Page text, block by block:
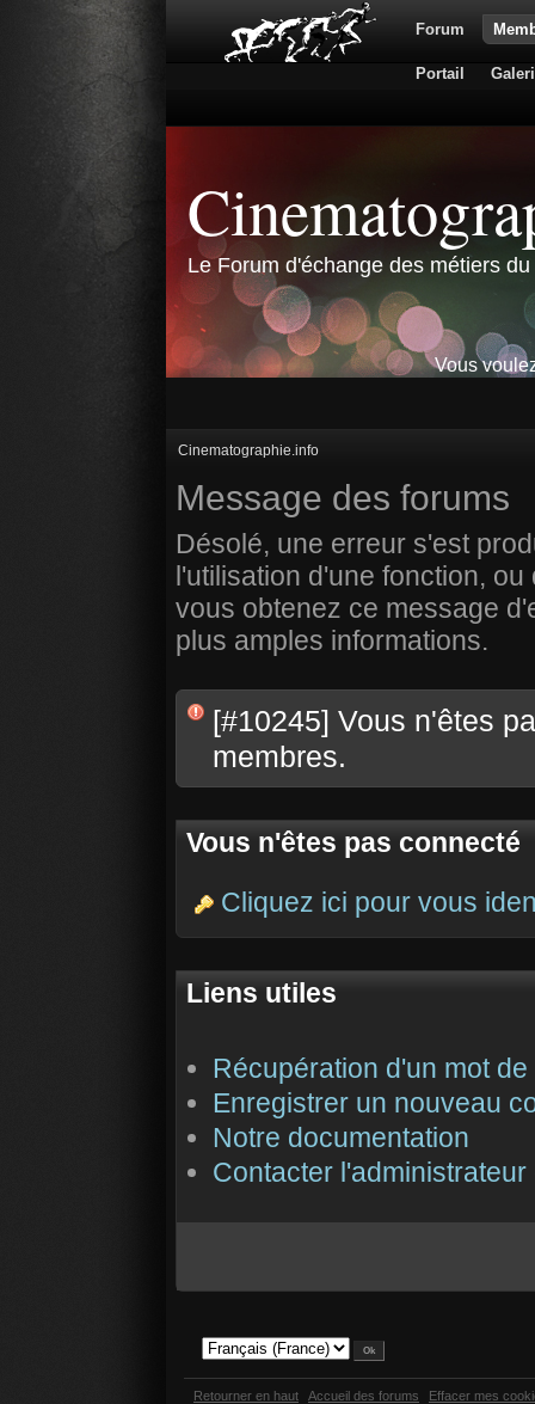
Forum
Portail
Le Forum d'échange des métiers
Vous
Cinematographie.info
Message des forums
Désolé, une erreur s'est
l'utilisation d'une fonction,
vous obtenez ce message
plus amples informations.
[#10245] Vous n'êtes
membres.
Vous n'êtes pas connecté
Cliquez ici pour vous
Liens utiles
Récupération d'un mot
Enregistrer un nouveau
Notre documentation
Contacter
Retourner en haut Accueil des forums Effacer mes